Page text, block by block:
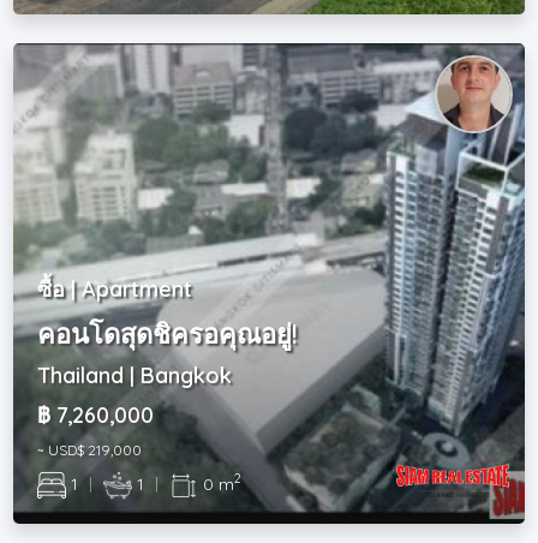
ซื้อ | Apartment
คอนโดสุดชิครอคุณอยู่!
Thailand | Bangkok
฿ 7,260,000
~ USD$ 219,000
1 | 1 | 0 m2